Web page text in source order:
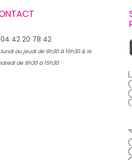
04 42 20 78 42
au jeudi de 8h30 à 16h30 & le
de 8h30 à 15h30